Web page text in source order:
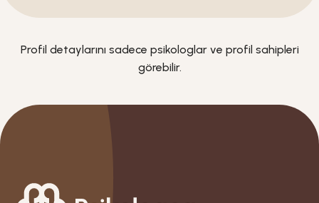
Profil detaylarını sadece psikologlar ve profil sahipleri
görebilir.